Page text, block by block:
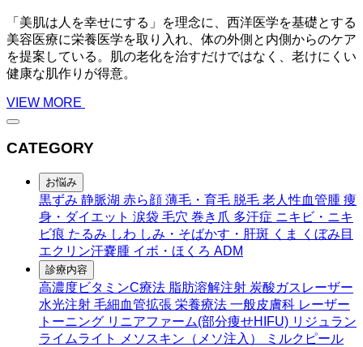
「美肌は人を幸せにする」を理念に、西洋医学を基礎とする
美容医療に栄養医学を取り入れ、体の外側と内側からのケア
を提案している。肌の老化を治すだけではなく、老けにくい
健康な肌作りが得意。
VIEW MORE
CATEGORY
お悩み
黒ずみ 静脈湖 赤ら顔 薄毛・育毛 脱毛 老人性血管腫 痩
身・ダイエット 涙袋 毛穴 巻き爪 多汗症 ニキビ・ニキ
ビ痕 たるみ しわ しみ・そばかす・肝斑 くま
くぼみ目
エクリン汗嚢腫 イボ・ほくろ ADM
診療内容
高濃度ビタミンC療法 脂肪溶解注射 炭酸ガスレーザー
水光注射 毛細血管拡張 栄養療法 一般皮膚科 レーザー
トーニング リニアファーム(部分痩せHIFU) リジュラン
ライムライト
メソスキン（メソ注入）
ミルクピール